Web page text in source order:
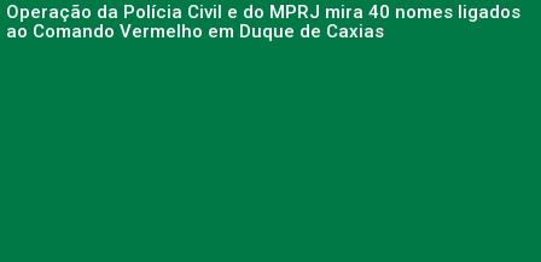
Operação da Polícia Civil e do MPRJ mira 40 nomes ligados
ao Comando Vermelho em Duque de Caxias